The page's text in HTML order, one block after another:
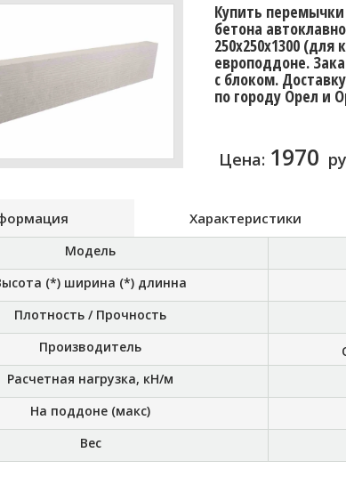
Купить
бетона
250х250х1300
европоддоне.
с блоком.
по городу Орел и
Цена: 1970
Характеристики
Модель
(*) ширина (*) длинна
Плотность / Прочность
Производитель
Расчетная нагрузка, кН/м
На поддоне (макс)
Вес